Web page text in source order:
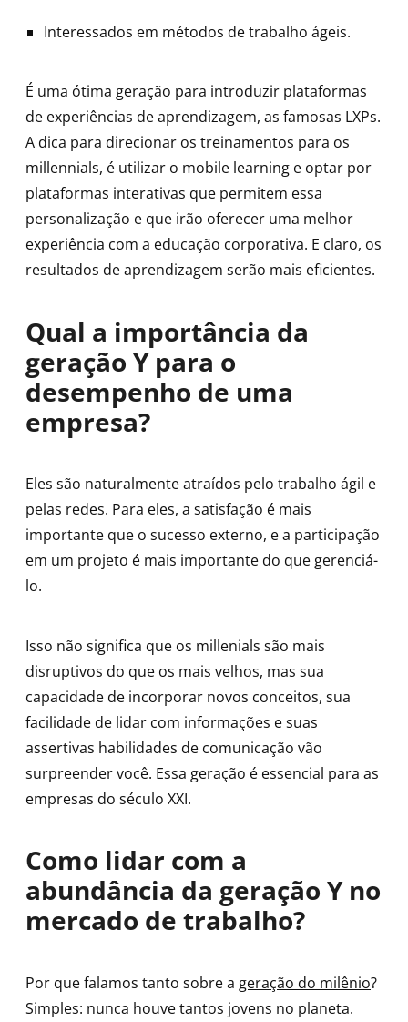
Interessados em métodos de trabalho ágeis.
É uma ótima geração para introduzir plataformas
de experiências de aprendizagem, as famosas LXPs.
A dica para direcionar os treinamentos para os
millennials, é utilizar o mobile learning e optar por
plataformas interativas que permitem essa
personalização e que irão oferecer uma melhor
experiência com a educação corporativa. E claro, os
resultados de aprendizagem serão mais eficientes.
Qual a importância da
geração Y para o
desempenho de uma
empresa?
Eles são naturalmente atraídos pelo trabalho ágil e
pelas redes. Para eles, a satisfação é mais
importante que o sucesso externo, e a participação
em um projeto é mais importante do que gerenciá-
lo.
Isso não significa que os millenials são mais
disruptivos do que os mais velhos, mas sua
capacidade de incorporar novos conceitos, sua
facilidade de lidar com informações e suas
assertivas habilidades de comunicação vão
surpreender você. Essa geração é essencial para as
empresas do século XXI.
Como lidar com a
abundância da geração Y no
mercado de trabalho?
Por que falamos tanto sobre a geração do milênio?
Simples: nunca houve tantos jovens no planeta.